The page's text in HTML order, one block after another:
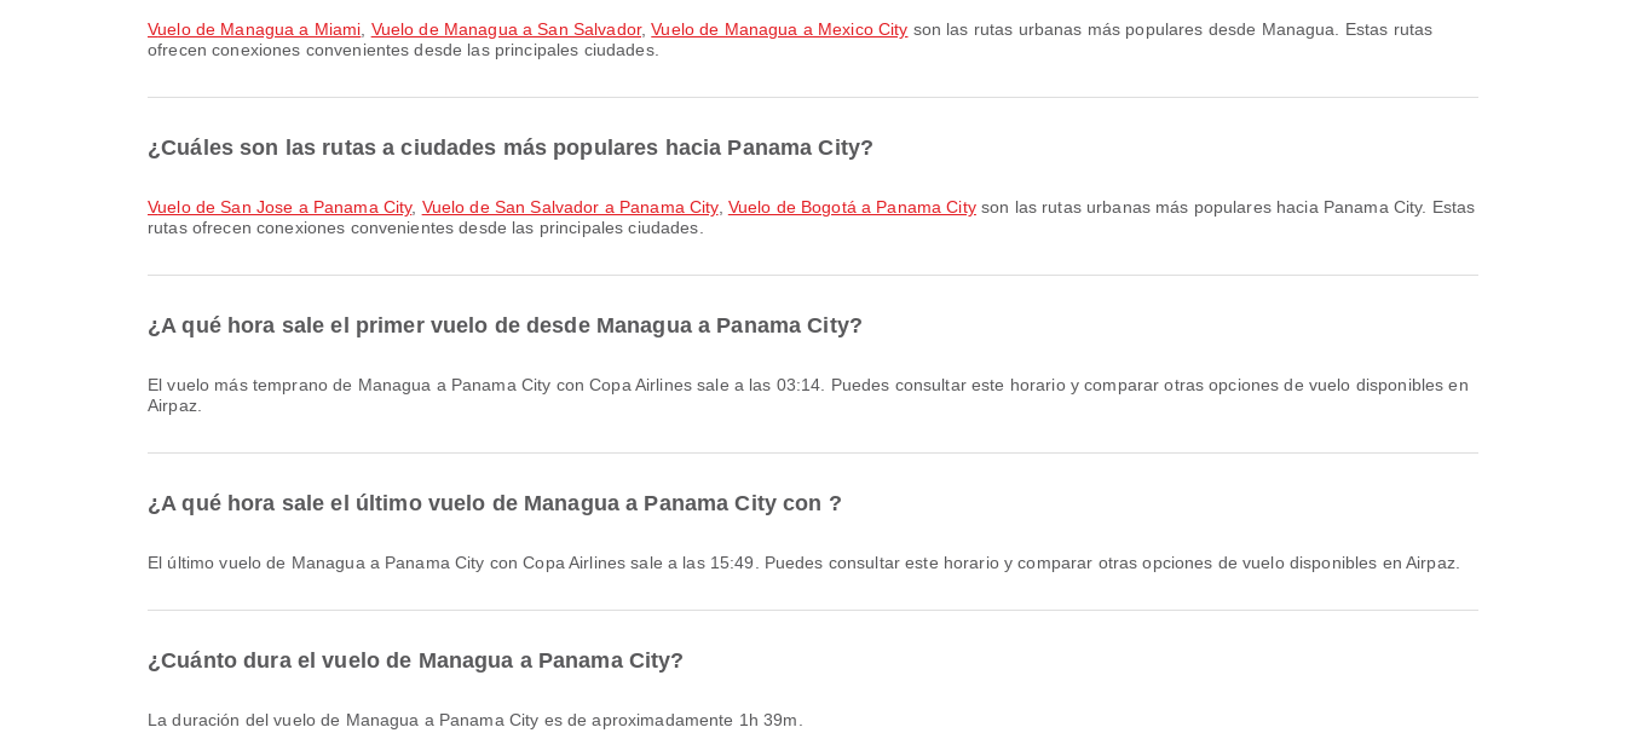
Vuelo de Managua a Miami Vuelo de Managua a San Salvador,Vuelo de Managua a Mexico City son las rutas urbanas más populares desde Managua. Estas rutas
ofrecen conexiones convenientes desde las principales ciudades.
¿Cuáles son las rutas a ciudades más populares hacia Panama City?
Vuelo de San Jose a Panama City, Vuelo de San Salvador a Panama City, Vuelo de Bogotá a Panama Cityson las rutas urbanas más populares hacia Panama City. Estas
rutas ofrecen conexiones convenientes desde las principales ciudades.
¿A qué hora sale el primer vuelo de desde Managua a Panama City?
El vuelo más temprano de Managua a Panama City con Copa Airlines sale a las 03:14. Puedes consultar este horario y comparar otras opciones de vuelo disponibles en
Airpaz.
¿A qué hora sale el último vuelo de Managua a Panama City con ?
El último vuelo de Managua a Panama City con Copa Airlines sale a las 15:49. Puedes consultar este horario y comparar otras opciones de vuelo disponibles en Airpaz.
¿Cuánto dura el vuelo de Managua a Panama City?
La duración del vuelo de Managua a Panama City es de aproximadamente 1h 39m.